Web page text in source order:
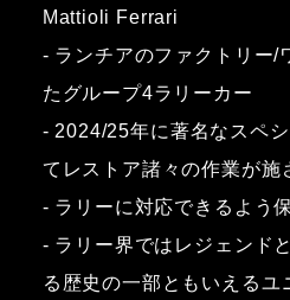
Mattioli Ferrari
- ランチアのファクトリー/
たグループ4ラリーカー
- 2024/25年に著名なスペ
てレストア諸々の作業が施
- ラリーに対応できるよう
- ラリー界ではレジェンド
る歴史の一部ともいえるユ